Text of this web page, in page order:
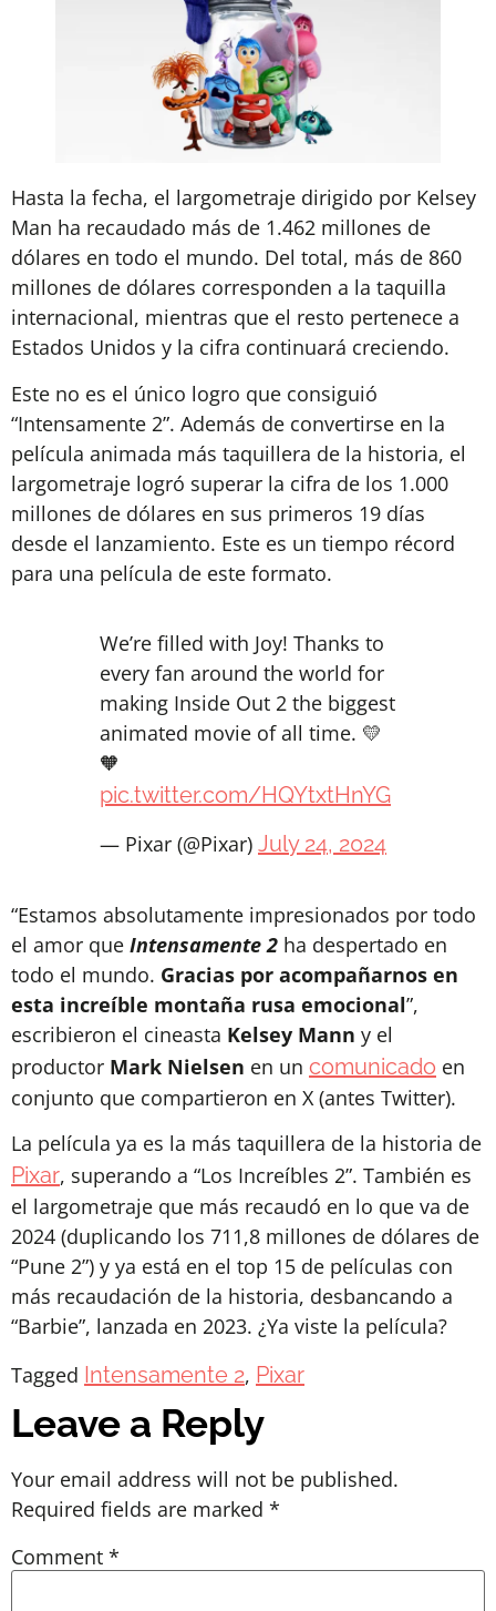
Hasta la fecha, el largometraje dirigido por Kelsey
Man ha recaudado más de 1.462 millones de
dólares en todo el mundo. Del total, más de 860
millones de dólares corresponden a la taquilla
internacional, mientras que el resto pertenece a
Estados Unidos y la cifra continuará creciendo.
Este no es el único logro que consiguió
“Intensamente 2”. Además de convertirse en la
película animada más taquillera de la historia, el
largometraje logró superar la cifra de los 1.000
millones de dólares en sus primeros 19 días
desde el lanzamiento. Este es un tiempo récord
para una película de este formato.
We’re filled with Joy! Thanks to
every fan around the world for
making Inside Out 2 the biggest
animated movie of all time. 💛
🧡
pic.twitter.com/HQYtxtHnYG
— Pixar (@Pixar) July 24, 2024
“Estamos absolutamente impresionados por todo
el amor que Intensamente 2 ha despertado en
todo el mundo. Gracias por acompañarnos en
esta increíble montaña rusa emocional”,
escribieron el cineasta Kelsey Mann y el
productor Mark Nielsen en un comunicado en
conjunto que compartieron en X (antes Twitter).
La película ya es la más taquillera de la historia de
Pixar, superando a “Los Increíbles 2”. También es
el largometraje que más recaudó en lo que va de
2024 (duplicando los 711,8 millones de dólares de
“Pune 2”) y ya está en el top 15 de películas con
más recaudación de la historia, desbancando a
“Barbie”, lanzada en 2023. ¿Ya viste la película?
Tagged Intensamente 2, Pixar
Leave a Reply
Your email address will not be published.
Required fields are marked *
Comment *